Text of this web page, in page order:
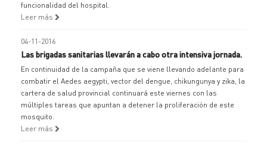
funcionalidad del hospital.
Leer más
04-11-2016
Las brigadas sanitarias llevarán a cabo otra intensiva jornada.
En continuidad de la campaña que se viene llevando adelante para
combatir el Aedes aegypti, vector del dengue, chikungunya y zika, la
cartera de salud provincial continuará este viernes con las
múltiples tareas que apuntan a detener la proliferación de este
mosquito.
Leer más